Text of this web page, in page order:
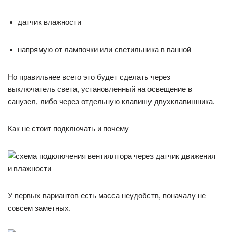
датчик влажности
напрямую от лампочки или светильника в ванной
Но правильнее всего это будет сделать через
выключатель света, установленный на освещение в
санузел, либо через отдельную клавишу двухклавишника.
Как не стоит подключать и почему
У первых вариантов есть масса неудобств, поначалу не
совсем заметных.